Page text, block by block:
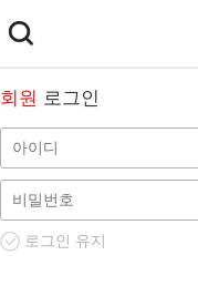
회원 로그인
로그인 유지